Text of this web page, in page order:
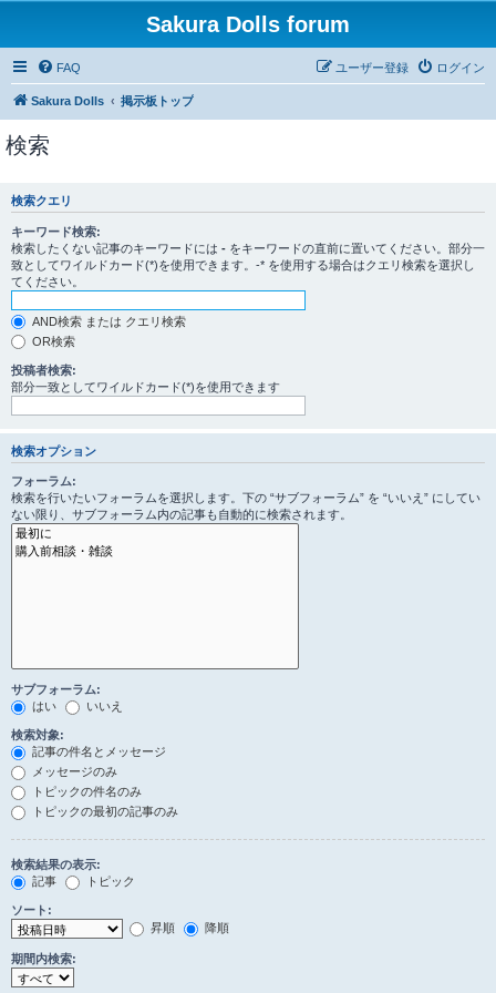
Sakura Dolls forum
FAQ ログイン
ユーザー登録
Sakura Dolls 掲示板トップ
検索
検索クエリ
キーワード検索:
検索したくない記事のキーワードには - をキーワードの直前に置いてください。部分一
致としてワイルドカード(*)を使用できます。-* を使用する場合はクエリ検索を選択し
てください。
AND検索 または クエリ検索
OR検索
投稿者検索:
部分一致としてワイルドカード(*)を使用できます
検索オプション
フォーラム:
検索を行いたいフォーラムを選択します。下の “サブフォーラム” を “いいえ” にしてい
ない限り、サブフォーラム内の記事も自動的に検索されます。
サブフォーラム:
はい
いいえ
検索対象:
記事の件名とメッセージ
メッセージのみ
トピックの件名のみ
トピックの最初の記事のみ
検索結果の表示:
記事
トピック
ソート:
昇順
降順
期間内検索: